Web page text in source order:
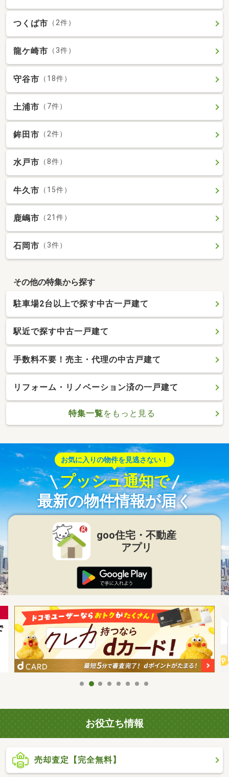
つくば市 （2件）
龍ケ崎市 （3件）
守谷市 （18件）
土浦市 （7件）
鉾田市 （2件）
水戸市 （8件）
牛久市 （15件）
鹿嶋市 （21件）
石岡市 （3件）
その他の特集から探す
駐車場2台以上で探す中古一戸建て
駅近で探す中古一戸建て
手数料不要！売主・代理の中古戸建て
リフォーム・リノベーション済の一戸建て
特集一覧をもっと見る
お気に入りの物件を見逃さない！
プッシュ通知で
最新の物件情報が届く
goo住宅・不動産
アプリ
お役立ち情報
売却査定【完全無料】